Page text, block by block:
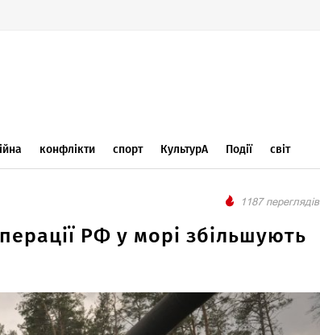
конфлікти спорт КультурА Події світ
1187 переглядів
РФ у морі збільшують